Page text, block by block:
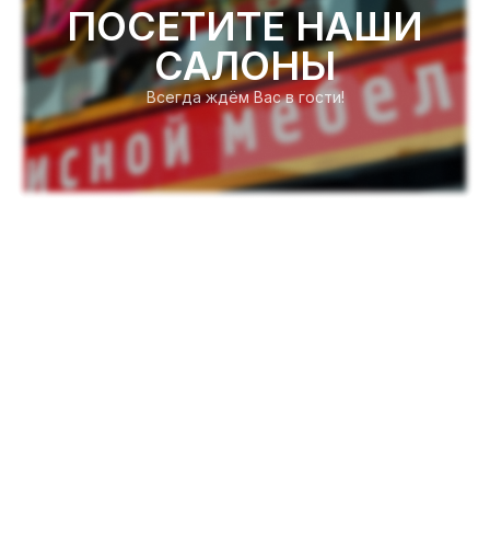
ПОСЕТИТЕ НАШИ
САЛОНЫ
Всегда ждём Вас в гости!